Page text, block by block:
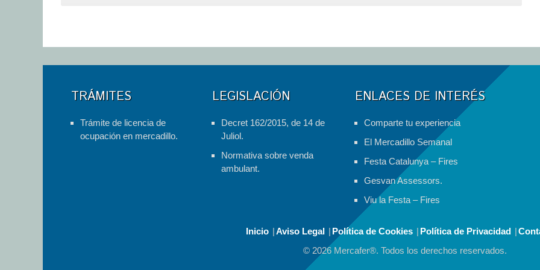
calor
TRÁMITES
Trámite de licencia de
ocupación en mercadillo.
LEGISLACIÓN
Decret 162/2015, de 14 de
Juliol.
Normativa sobre venda
ambulant.
ENLACES DE INTERÉS
Comparte tu experiencia
El Mercadillo Semanal
Festa Catalunya – Fires
Gesvan Assessors.
Viu la Festa – Fires
Inicio Aviso Legal Política de Cookies Política de Privacidad
© 2026 Mercafer®. Todos los derechos reservados.